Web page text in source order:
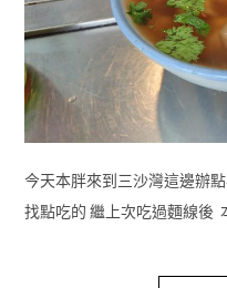
今天本胖來到三沙灣這邊辦
找點吃的 繼上次吃過麵線後